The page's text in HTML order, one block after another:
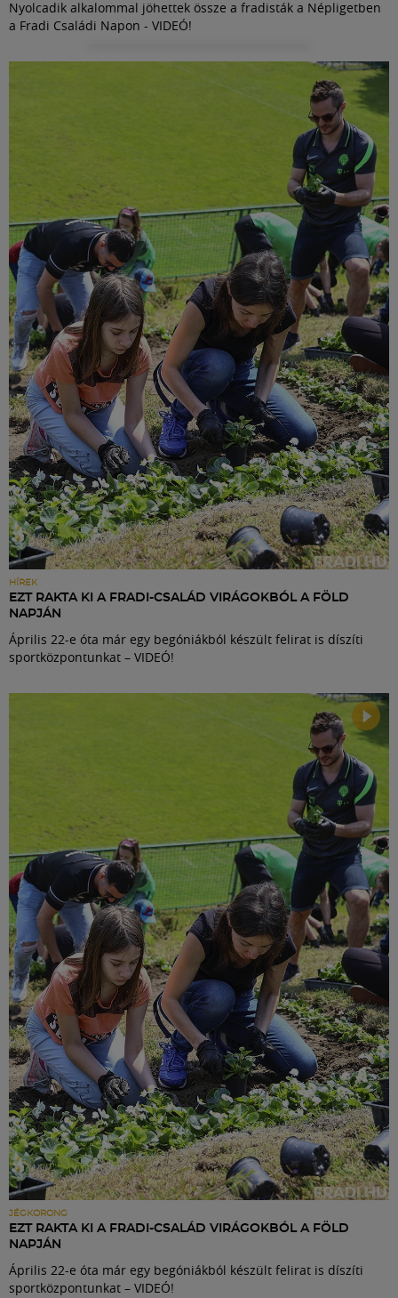
Nyolcadik alkalommal jöhettek össze a fradisták a Népligetben
a Fradi Családi Napon - VIDEÓ!
HÍREK
EZT RAKTA KI A FRADI-CSALÁD VIRÁGOKBÓL A FÖLD
NAPJÁN
Április 22-e óta már egy begóniákból készült felirat is díszíti
sportközpontunkat – VIDEÓ!
JÉGKORONG
EZT RAKTA KI A FRADI-CSALÁD VIRÁGOKBÓL A FÖLD
NAPJÁN
Április 22-e óta már egy begóniákból készült felirat is díszíti
sportközpontunkat – VIDEÓ!